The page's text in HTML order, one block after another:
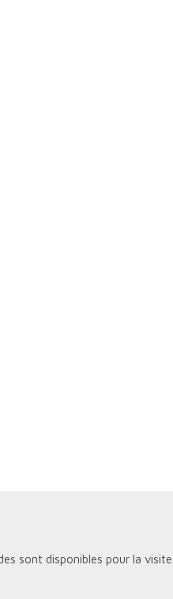
sont disponibles pour la